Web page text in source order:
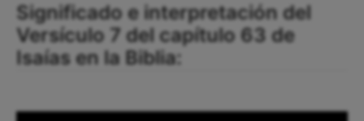
Significado e interpretación del
Versículo 7 del capítulo 63 de
Isaías en la Biblia: